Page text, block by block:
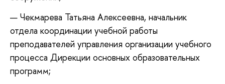
Чекмарева Татьяна Алексеевна, начальник
отдела координации учебной работы
преподавателей управления организации учебного
процесса Дирекции основных образовательных
программ;